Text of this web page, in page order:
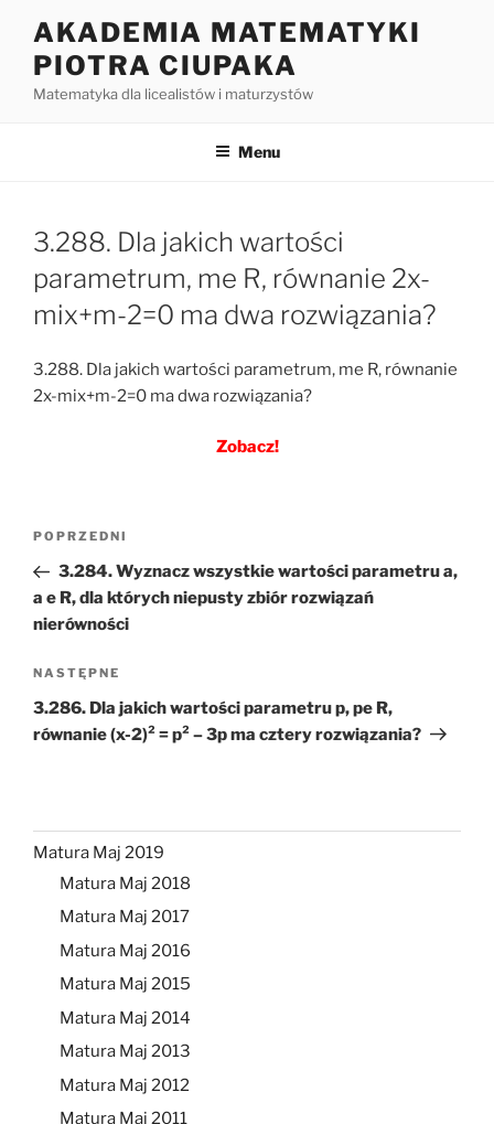
treści
AKADEMIA MATEMATYKI
PIOTRA CIUPAKA
Matematyka dla licealistów i maturzystów
Menu
3.288. Dla jakich wartości
parametrum, me R, równanie 2x-
mix+m-2=0 ma dwa rozwiązania?
3.288. Dla jakich wartości parametrum, me R, równanie
2x-mix+m-2=0 ma dwa rozwiązania?
Zobacz!
Nawigacja
Poprzedni
wpis
POPRZEDNI
3.284. Wyznacz wszystkie wartości parametru a,
a e R, dla których niepusty zbiór rozwiązań
nierówności
Następny
wpis
NASTĘPNE
3.286. Dla jakich wartości parametru p, pe R,
równanie (x-2)² = p² – 3p ma cztery rozwiązania?
Matura Maj 2019
Matura Maj 2018
Matura Maj 2017
Matura Maj 2016
Matura Maj 2015
Matura Maj 2014
Matura Maj 2013
Matura Maj 2012
Matura Maj 2011